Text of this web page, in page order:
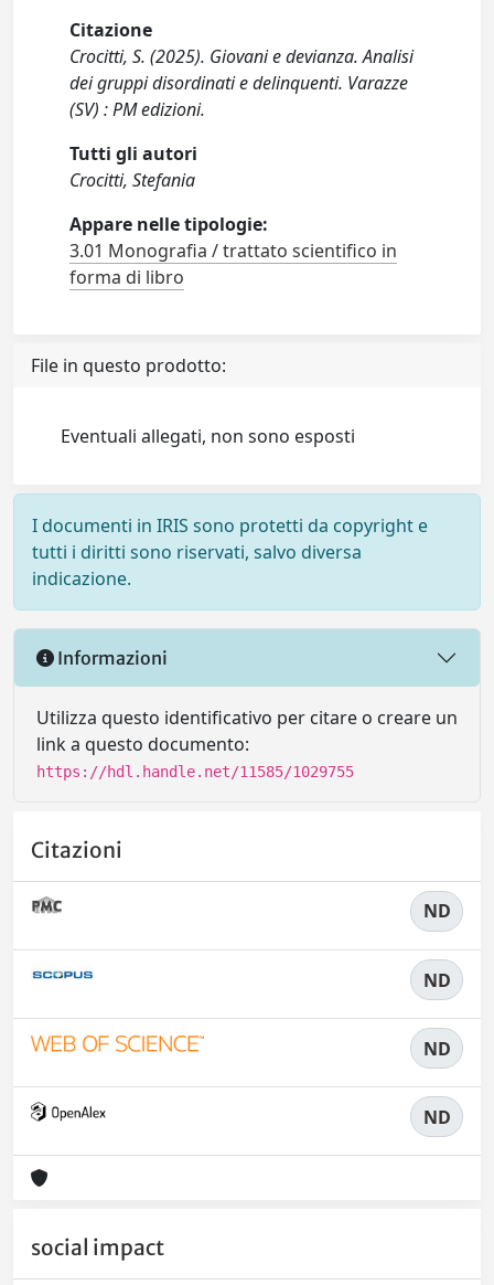
Citazione
Crocitti, S. (2025). Giovani e devianza. Analisi
dei gruppi disordinati e delinquenti. Varazze
(SV) : PM edizioni.
Tutti gli autori
Crocitti, Stefania
Appare nelle tipologie:
3.01 Monografia / trattato scientifico in
forma di libro
File in questo prodotto:
Eventuali allegati, non sono esposti
I documenti in IRIS sono protetti da copyright e
tutti i diritti sono riservati, salvo diversa
indicazione.
Informazioni
Utilizza questo identificativo per citare o creare un
link a questo documento:
https://hdl.handle.net/11585/1029755
Citazioni
ND
ND
ND
ND
social impact